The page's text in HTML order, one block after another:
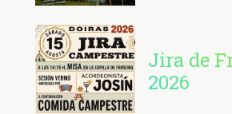
Jira de
2026